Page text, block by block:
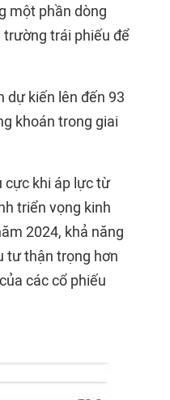
một phần dòng
trái phiếu để
dự kiến lên đến 93
khoán trong giai
cực khi áp lực từ
triển vọng kinh
2024, khả năng
tư thận trọng hơn
các cổ phiếu